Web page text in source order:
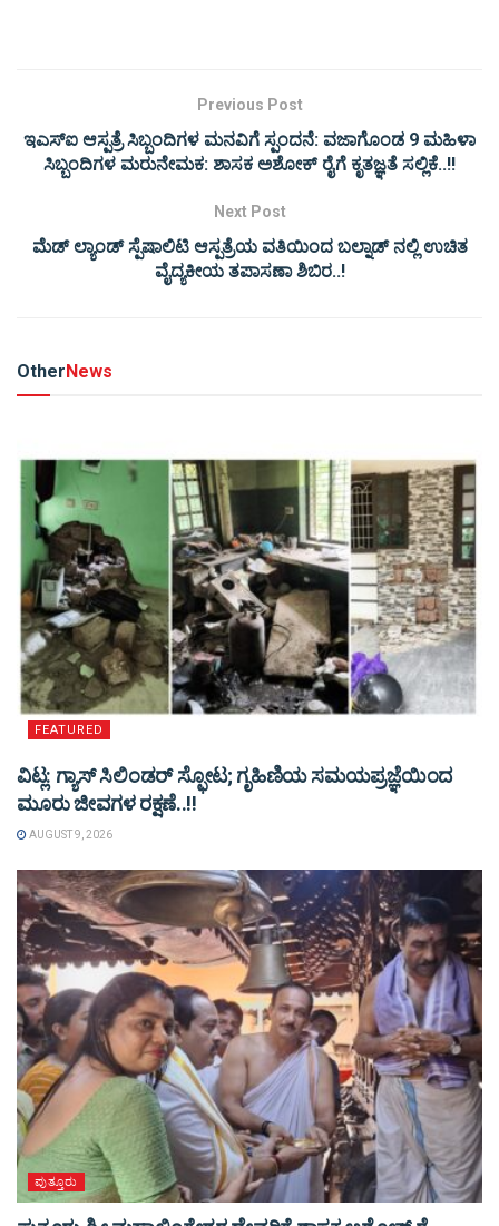
Previous Post
ಇಎಸ್ಐ ಆಸ್ಪತ್ರೆ ಸಿಬ್ಬಂದಿಗಳ ಮನವಿಗೆ ಸ್ಪಂದನೆ: ವಜಾಗೊಂಡ 9 ಮಹಿಳಾ
ಸಿಬ್ಬಂದಿಗಳ ಮರುನೇಮಕ: ಶಾಸಕ ಅಶೋಕ್ ರೈಗೆ ಕೃತಜ್ಞತೆ ಸಲ್ಲಿಕೆ..!!
Next Post
ಮೆಡ್ ಲ್ಯಾಂಡ್ ಸ್ಪೆಷಾಲಿಟಿ ಆಸ್ಪತ್ರೆಯ ವತಿಯಿಂದ ಬಲ್ನಾಡ್ ನಲ್ಲಿ ಉಚಿತ
ವೈದ್ಯಕೀಯ ತಪಾಸಣಾ ಶಿಬಿರ..!
OtherNews
FEATURED
ವಿಟ್ಲ: ಗ್ಯಾಸ್ ಸಿಲಿಂಡರ್ ಸ್ಫೋಟ; ಗೃಹಿಣಿಯ ಸಮಯಪ್ರಜ್ಞೆಯಿಂದ
ಮೂರು ಜೀವಗಳ ರಕ್ಷಣೆ..!!
AUGUST 9, 2026
ಪುತ್ತೂರು